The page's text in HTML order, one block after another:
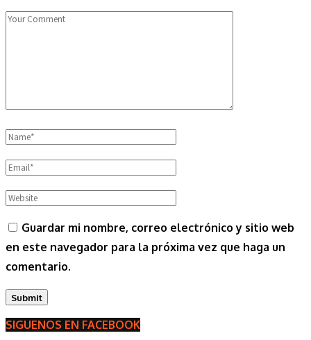
Guardar mi nombre, correo electrónico y sitio web
en este navegador para la próxima vez que haga un
comentario.
SIGUENOS EN FACEBOOK